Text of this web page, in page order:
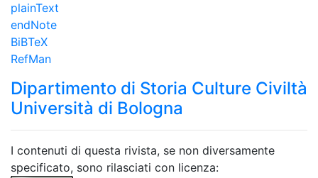
plainText
endNote
BiBTeX
RefMan
Dipartimento di Storia Culture Civiltà
Università di Bologna
I contenuti di questa rivista, se non diversamente
specificato, sono rilasciati con licenza: